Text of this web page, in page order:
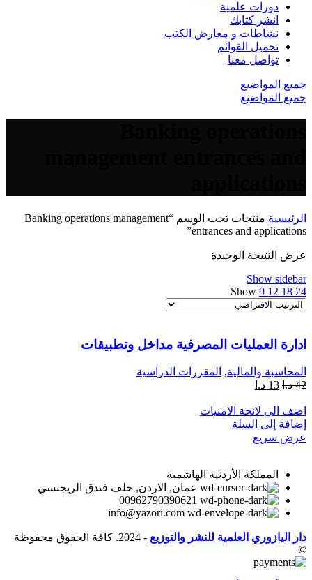
دورات علمية
انشر كتابك
نشاطات و معارض الكتب
تحميل القوائم
تواصل معنا
جميع المواضيع
جميع المواضيع
الرئيسية
منتجات تحت الوسم “Banking operations management
entrances and applications”
عرض النتيجة الوحيدة
Show sidebar
Show 9 12 18 24
ادارة العمليات المصرفية مداخل وتطبيقات
المحاسبة والمالية, المقررات الدراسية
42 د.ا 13 د.ا
اضف الى لائحة الامنيات
إضافة إلى السلة
عرض سريع
المملكة الأردنية الهاشمية
عمان, الاردن, خلف فندق الريجنسي
00962790390621
info@yazori.com
دار اليازوري العلمية للنشر والتوزيع
- 2024. كافة الحقوق محفوظة
©